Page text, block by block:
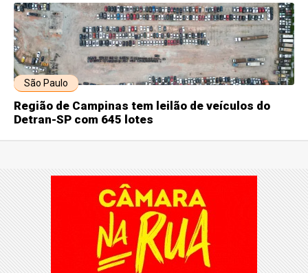
São Paulo
Região de Campinas tem leilão de veículos do
Detran-SP com 645 lotes